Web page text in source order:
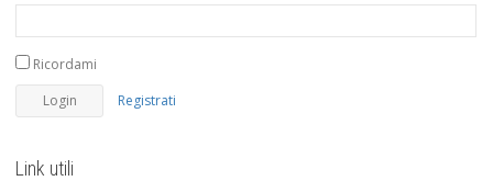
Ricordami
Registrati
Link utili